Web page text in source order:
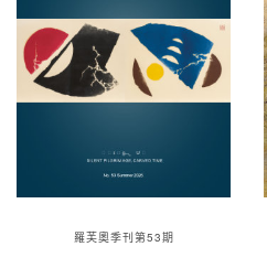
羅芙奧季刊第53期